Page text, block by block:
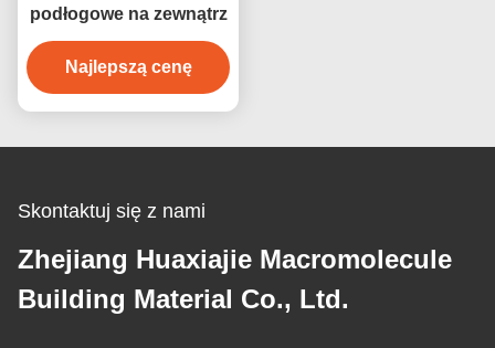
podłogowe na zewnątrz
Najlepszą cenę
Skontaktuj się z nami
Zhejiang Huaxiajie Macromolecule
Building Material Co., Ltd.